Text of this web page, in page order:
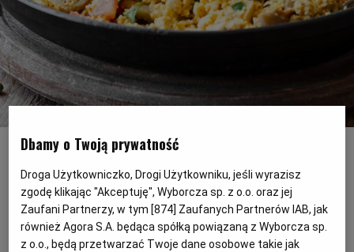
SAŁATKI
MAKARONY
DRÓB
MIĘSA
GRILL
KUCHNIA TAJSKA
KUCHNIA GRECKA
KUCHNIA PORTUGALSKA
KUCHNIA FRANCUSKA
SPRZĘT KUCHENNY
WEGE
WEGAN
BEZ GLUTENU
HISTORIE KULINARNE
FELIETONY KULINARNE
KSIĄŻKI KULINARNE
SZEF KUCHNI
SERWISY LOKALNE
BIAŁYSTOK
BIELSKO-BIAŁA
BYDGOSZCZ
WYBORCZA.PL
MAGAZYNY
DUŻY FORMAT
WYBORCZA CLASSIC
Tofucznica, czyli wegańska wersja
jajecznicy, nie tylko na śniadanie. W naszej
wersji z pieczarkami.
Dbamy o Twoją prywatność
Droga Użytkowniczko, Drogi Użytkowniku, jeśli wyrazisz
zgodę klikając "Akceptuję", Wyborcza sp. z o.o. oraz jej
Zaufani Partnerzy, w tym [874] Zaufanych Partnerów IAB, jak
również Agora S.A. będąca spółką powiązaną z Wyborcza sp.
z o.o., będą przetwarzać Twoje dane osobowe takie jak